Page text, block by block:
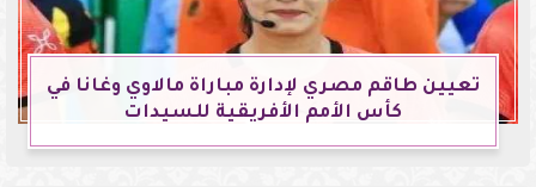
تعيين طاقم مصري لإدارة مباراة مالاوي وغانا في
كأس الأمم الأفريقية للسيدات